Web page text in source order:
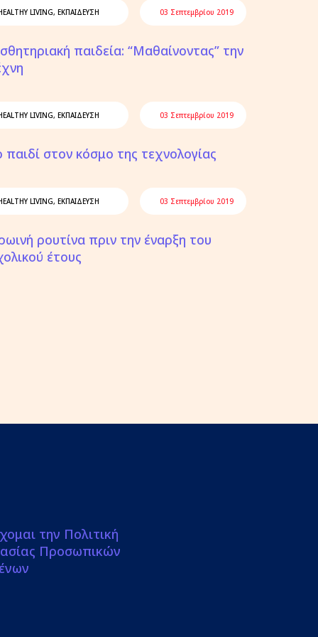
LIVING, ΕΚΠΑΊΔΕΥΣΗ 03 Σεπτεμβρίου 2019
παιδεία: “Μαθαίνοντας” την
LIVING, ΕΚΠΑΊΔΕΥΣΗ 03 Σεπτεμβρίου 2019
παιδί στον κόσμο της τεχνολογίας
LIVING, ΕΚΠΑΊΔΕΥΣΗ 03 Σεπτεμβρίου 2019
ρουτίνα πριν την έναρξη του
έτους
την Πολιτική
Προσωπικών